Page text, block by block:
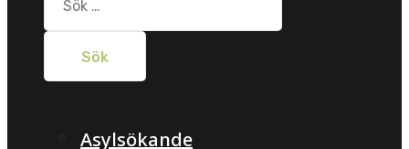
efter:
Asylsökande